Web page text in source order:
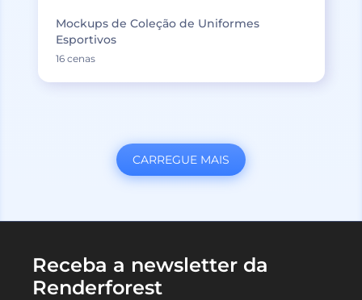
Mockups de Coleção de Uniformes
Esportivos
16 cenas
CARREGUE MAIS
Receba a newsletter da
Renderforest